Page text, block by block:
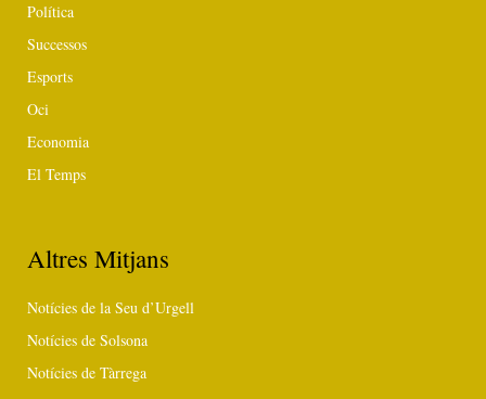
Política
Successos
Esports
Oci
Economia
El Temps
Altres Mitjans
Notícies de la Seu d’Urgell
Notícies de Solsona
Notícies de Tàrrega